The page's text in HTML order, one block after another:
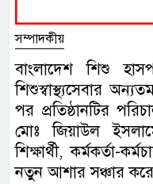
সম্পাদকীয়
বাংলাদেশ শিশু
শিশুস্বাস্থ্যসেবার
পর প্রতিষ্ঠানটির
মোঃ জিয়াউল
শিক্ষার্থী, কর্মকর্তা-
নতুন আশার সঞ্চার